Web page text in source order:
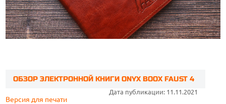
ОБЗОР ЭЛЕКТРОННОЙ КНИГИ ONYX BOOX FAUST 4
Дата публикации: 11.11.2021
Версия для печати